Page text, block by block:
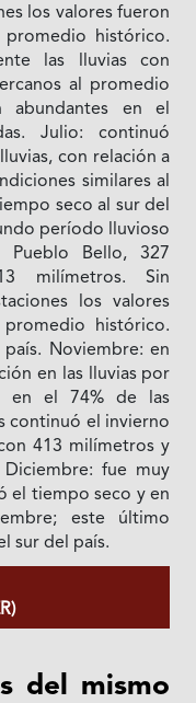
los valores fueron
histórico.
las lluvias con
al promedio
abundantes en el
Julio: continuó
con relación a
similares al
seco al sur del
período lluvioso
Bello, 327
milímetros. Sin
los valores
histórico.
Noviembre: en
en las lluvias por
en el 74% de las
continuó el invierno
413 milímetros y
fue muy
el tiempo seco y en
este último
sur del país.
del mismo